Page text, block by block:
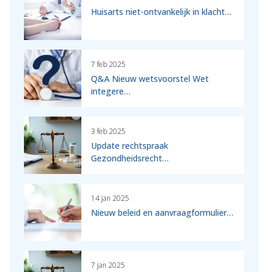
Huisarts niet-ontvankelijk in klacht…
7 feb 2025
Q&A Nieuw wetsvoorstel Wet
integere…
3 feb 2025
Update rechtspraak
Gezondheidsrecht…
14 jan 2025
Nieuw beleid en aanvraagformulier…
7 jan 2025